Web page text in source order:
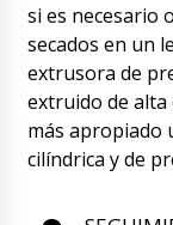
si es necesario
secados en un
extrusora de
extruido de alta
más apropiado
cilíndrica y de
Maya
Buenos días,